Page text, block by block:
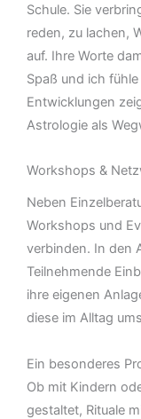
Schule. Sie
reden, zu lachen,
auf. Ihre Worte
Spaß und ich
Entwicklungen
Astrologie als
Workshops &
Neben
Workshops und
verbinden. In den
Teilnehmende
ihre eigenen
diese im Alltag
Ein besonderes
Ob mit Kindern
gestaltet, Rituale